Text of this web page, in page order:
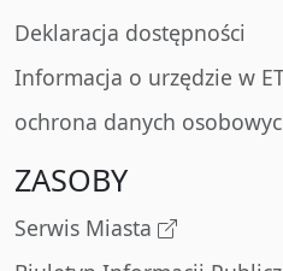
Deklaracja dostępności
Informacja o urzędzie w
ochrona danych
ZASOBY
Serwis Miasta